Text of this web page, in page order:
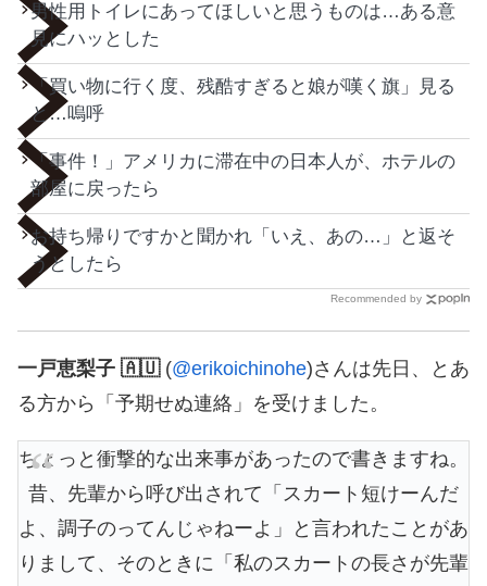
男性用トイレにあってほしいと思うものは…ある意
見にハッとした
「買い物に行く度、残酷すぎると娘が嘆く旗」見る
と…嗚呼
「事件！」アメリカに滞在中の日本人が、ホテルの
部屋に戻ったら
お持ち帰りですかと聞かれ「いえ、あの…」と返そ
うとしたら
Recommended by
一戸恵梨子 🇦🇺(@erikoichinohe)さんは先日、とあ
る方から「予期せぬ連絡」を受けました。
ちょっと衝撃的な出来事があったので書きますね。
昔、先輩から呼び出されて「スカート短けーんだ
よ、調子のってんじゃねーよ」と言われたことがあ
りまして、そのときに「私のスカートの長さが先輩